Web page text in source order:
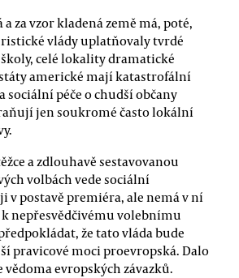
a za vzor kladená země má, poté,
vlády uplatňovaly tvrdé
celé lokality dramatické
americké mají katastrofální
sociální péče o chudší občany
jen soukromé často lokální
a zdlouhavě sestavovanou
volbách vede sociální
v postavě premiéra, ale nemá v ní
nepřesvědčivému volebnímu
že tato vláda bude
pravicové moci proevropská. Dalo
vědoma evropských závazků.